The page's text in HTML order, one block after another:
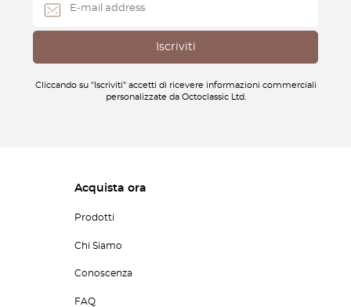
Cliccando su "Iscriviti" accetti di ricevere informazioni commerciali
personalizzate da Octoclassic Ltd.
Acquista ora
Prodotti
Chi Siamo
Conoscenza
FAQ